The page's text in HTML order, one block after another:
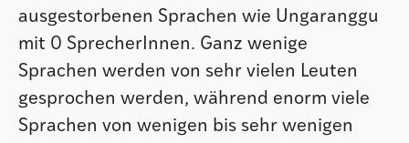
ausgestorbenen Sprachen wie Ungaranggu
mit 0 SprecherInnen. Ganz wenige
Sprachen werden von sehr vielen Leuten
gesprochen werden, während enorm viele
Sprachen von wenigen bis sehr wenigen